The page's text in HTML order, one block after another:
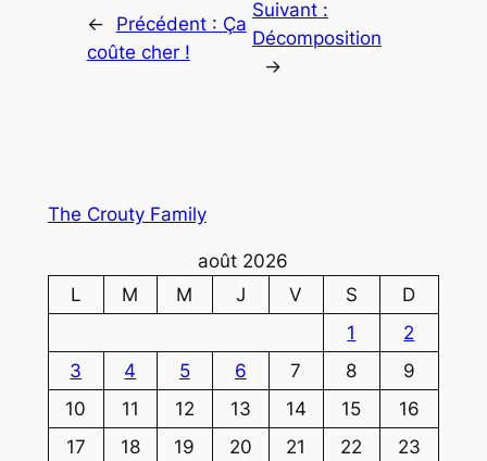
← Précédent : Ça
coûte cher !
Suivant :
Décomposition
→
The Crouty Family
août 2026
L
M M J V S
D
1
2
3
4 5 6 7 8
9
10
11 12 13 14 15
16
17
18 19 20 21 22
23